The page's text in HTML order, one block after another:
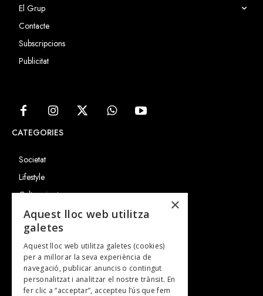
El Grup
Contacte
Subscripcions
Publicitat
CATEGORIES
Societat
Lifestyle
Cultura i art
Entrevistes
Gastronomia
TV
Plans per fer
Revistes
×
Aquest lloc web utilitza
galetes
Aquest lloc web utilitza galetes (cookies)
per a millorar la seva experiència de
navegació, publicar anuncis o contingut
personalitzat i analitzar el nostre trànsit. En
fer clic a “acceptar”, accepteu l’ús que fem